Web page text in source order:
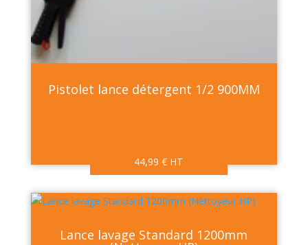
Pistolet lance détergent 1/2 900MM
44,99€ HT
Lance lavage Standard 1200mm